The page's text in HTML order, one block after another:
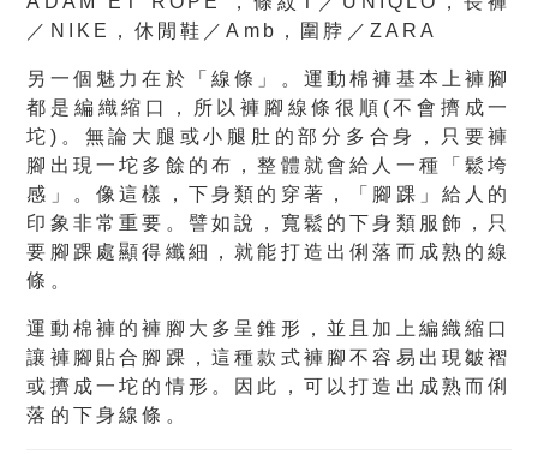
／NIKE，休閒鞋／Amb，圍脖／ZARA
另一個魅力在於「線條」。運動棉褲基本上褲腳
都是編織縮口，所以褲腳線條很順(不會擠成一
坨)。無論大腿或小腿肚的部分多合身，只要褲
腳出現一坨多餘的布，整體就會給人一種「鬆垮
感」。像這樣，下身類的穿著，「腳踝」給人的
印象非常重要。譬如說，寬鬆的下身類服飾，只
要腳踝處顯得纖細，就能打造出俐落而成熟的線
條。
運動棉褲的褲腳大多呈錐形，並且加上編織縮口
讓褲腳貼合腳踝，這種款式褲腳不容易出現皺褶
或擠成一坨的情形。因此，可以打造出成熟而俐
落的下身線條。